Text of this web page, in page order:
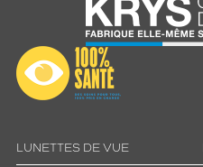
LUNETTES DE VUE